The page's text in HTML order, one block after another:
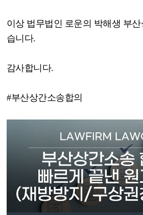
이상 법무법인 로운의 박해생 부
습니다.
감사합니다.
#부산상간소송합의